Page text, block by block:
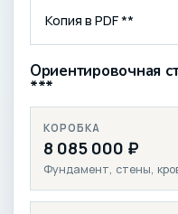
Копия в PDF **
Ориентировочная
***
КОРОБКА
8 085 000 ₽
Фундамент, стены,